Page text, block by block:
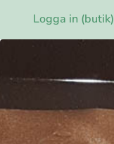
Logga in (butik)